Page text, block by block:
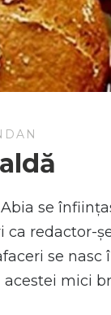
se
redactor-
se
mici